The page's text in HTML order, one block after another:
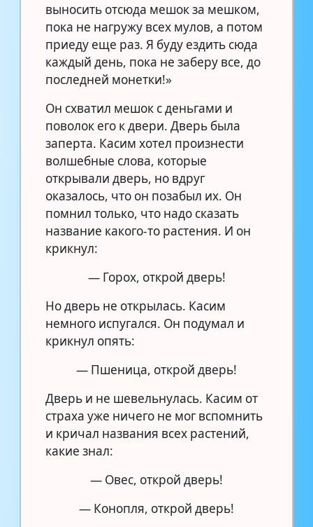
выносить отсюда мешок за мешком,
пока не нагружу всех мулов, а потом
приеду еще раз. Я буду ездить сюда
каждый день, пока не заберу все, до
последней монетки!»
Он схватил мешок с деньгами и
поволок его к двери. Дверь была
заперта. Касим хотел произнести
волшебные слова, которые
открывали дверь, но вдруг
оказалось, что он позабыл их. Он
помнил только, что надо сказать
название какого-то растения. И он
крикнул:
— Горох, открой дверь!
Но дверь не открылась. Касим
немного испугался. Он подумал и
крикнул опять:
— Пшеница, открой дверь!
Дверь и не шевельнулась. Касим от
страха уже ничего не мог вспомнить
и кричал названия всех растений,
какие знал:
— Овес, открой дверь!
— Конопля, открой дверь!